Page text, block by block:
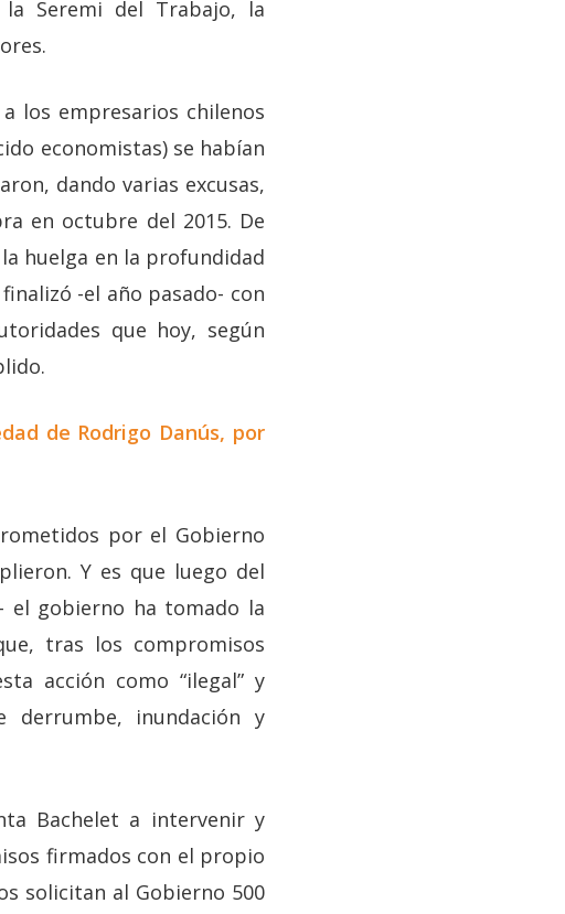
Seremi del Trabajo, la
los empresarios chilenos
economistas) se habían
dando varias excusas,
en octubre del 2015. De
huelga en la profundidad
-el año pasado- con
que hoy, según
de Rodrigo Danús, por
por el Gobierno
Y es que luego del
el gobierno ha tomado la
tras los compromisos
acción como “ilegal” y
derrumbe, inundación y
Bachelet a intervenir y
firmados con el propio
solicitan al Gobierno 500